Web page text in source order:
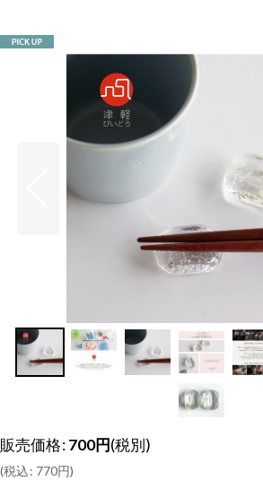
販売価格:700円(税別)
(税込: 770円)